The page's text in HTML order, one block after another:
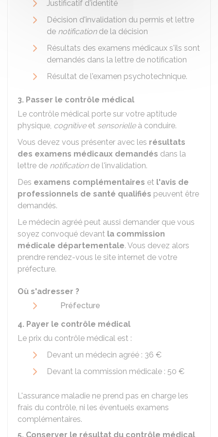
Justificatif d'identité
Décision d'invalidation du permis et lettre
de notificationde la décision
Résultats des examens médicaux s'ils sont
demandés dans la lettre de notification
Résultat de l'examen psychotechnique.
3. Passer le contrôle médical
Le contrôle médical porte sur votre aptitude
physique, cognitiveet sensorielleà conduire.
Vous devez vous présenter avec les résultats
des examens médicaux demandés dans la
lettre de notificationde l'invalidation.
Des examens complémentaires et l'avis de
professionnels de santé qualifiés peuvent être
demandés.
Le médecin agréé peut aussi demander que vous
soyez convoqué devant la commission
médicale départementale. Vous devez alors
prendre rendez-vous le site internet de votre
préfecture.
Où s'adresser ?
Préfecture
4. Payer le contrôle médical
Le prix du contrôle médical est :
Devant un médecin agréé : 36 €
Devant la commission médicale : 50 €
L'assurance maladie ne prend pas en charge les
frais du contrôle, ni les éventuels examens
complémentaires.
5. Conserver le résultat du contrôle médical